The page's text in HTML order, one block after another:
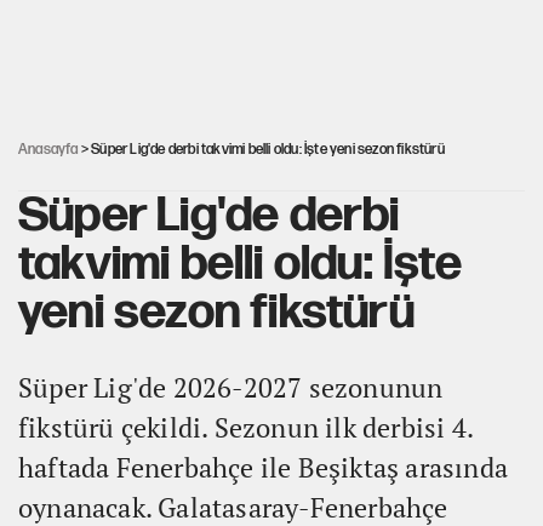
Anasayfa > Süper Lig'de derbi takvimi belli oldu: İşte yeni sezon fikstürü
Süper Lig'de derbi
takvimi belli oldu: İşte
yeni sezon fikstürü
Süper Lig'de 2026-2027 sezonunun
fikstürü çekildi. Sezonun ilk derbisi 4.
haftada Fenerbahçe ile Beşiktaş arasında
oynanacak. Galatasaray-Fenerbahçe